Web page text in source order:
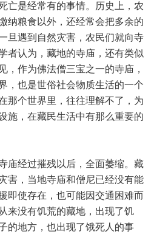
亡是经常有的事情。历史上，农
纳粮食以外，还经常会把多余的
旦遇到自然灾害，农民们就向寺
者认为，藏地的寺庙，还有类似
，作为佛法僧三宝之一的寺庙，
，也是世俗社会物质生活的一个
那个世界里，往往理解不了，为
施，在藏民生活中有那么重要的
庙经过摧残以后，全面萎缩。藏
害，当地寺庙和僧尼已经没有能
即使存在，也可能因交通困难而
来没有饥荒的藏地，出现了饥
的地方，也出现了饿死人的事